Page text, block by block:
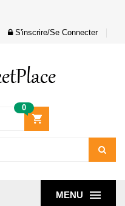
S'inscrire/Se Connecter
0
MENU